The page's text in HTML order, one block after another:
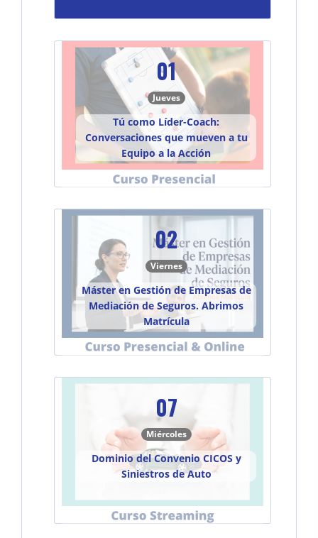
01
Jueves
Tú como Líder-Coach:
Conversaciones que mueven a tu
Equipo a la Acción
02
Viernes
Máster en Gestión de Empresas de
Mediación de Seguros. Abrimos
Matrícula
07
Miércoles
Dominio del Convenio CICOS y
Siniestros de Auto